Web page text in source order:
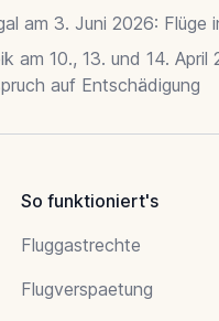
am 3. Juni 2026: Flüge
am 10., 13. und 14. April
auf Entschädigung
So funktioniert's
Fluggastrechte
Flugverspaetung